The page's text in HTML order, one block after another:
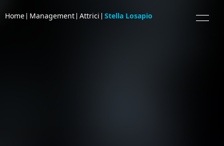
Home Management Attrici Stella Losapio